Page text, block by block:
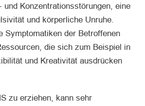
und Konzentrationsstörungen, eine
und körperliche Unruhe.
Symptomatiken der Betroffenen
die sich zum Beispiel in
und Kreativität ausdrücken
zu erziehen, kann sehr